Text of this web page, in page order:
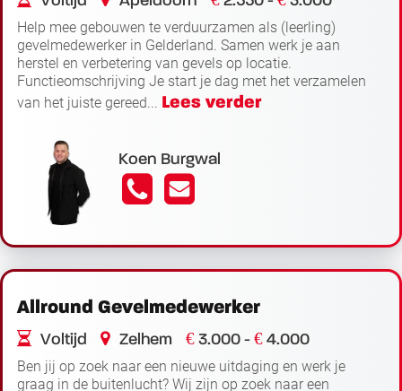
Help mee gebouwen te verduurzamen als (leerling)
gevelmedewerker in Gelderland. Samen werk je aan
herstel en verbetering van gevels op locatie.
Functieomschrijving Je start je dag met het verzamelen
van het juiste gereed... Lees verder
Koen Burgwal
Allround Gevelmedewerker
Voltijd Zelhem € 3.000 - € 4.000
Ben jij op zoek naar een nieuwe uitdaging en werk je
graag in de buitenlucht? Wij zijn op zoek naar een